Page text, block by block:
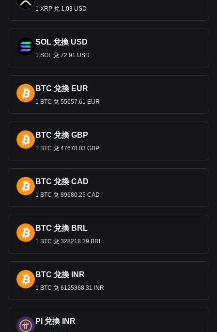
要出口產品，如咖啡、紡織品和農產品。穩定的匯率對於維持
Bitget 加密貨幣與法幣兌換數據顯示，最受歡迎的 比
特幣 匯率是 BTC 兌換 HNL，比特幣 的貨幣代碼是
BTC。立即使用我們的加密貨幣計算器，查看您的加
密貨幣可以兌換成多少 HNL。
1 XRP 兌 1.03 USD
SOL 兌換 USD
1 SOL 兌 72.91 USD
BTC 兌換 EUR
1 BTC 兌 55657.61 EUR
BTC 兌換 GBP
1 BTC 兌 47678.03 GBP
BTC 兌換 CAD
1 BTC 兌 89680.25 CAD
BTC 兌換 BRL
1 BTC 兌 328218.39 BRL
BTC 兌換 INR
1 BTC 兌 6125368.31 INR
PI 兌換 INR